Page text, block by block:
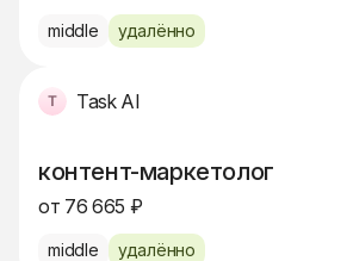
middle удалённо
Task AI
контент-маркетолог
от 76 665 ₽
middle удалённо